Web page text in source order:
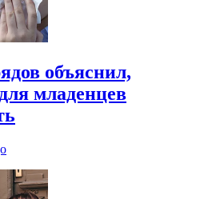
объяснил,
младенцев